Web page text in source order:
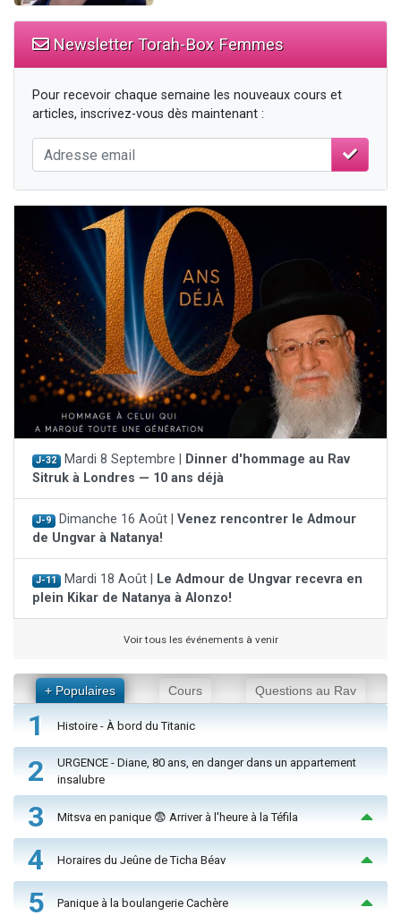
Newsletter Torah-Box Femmes
Pour recevoir chaque semaine les nouveaux cours et
articles, inscrivez-vous dès maintenant :
J-32 Mardi 8 Septembre |
Dinner d'hommage au Rav
Sitruk à Londres — 10 ans déjà
J-9 Dimanche 16 Août | Venez rencontrer le Admour
de Ungvar à Natanya!
J-11 Mardi 18 Août |
Le Admour de Ungvar recevra en
plein Kikar de Natanya à Alonzo!
Voir tous les événements à venir
+ Populaires Cours Questions au Rav
1 Histoire - À bord du Titanic
2
URGENCE - Diane, 80 ans, en danger dans un appartement
insalubre
3 Mitsva en panique 😨 Arriver à l'heure à la Téfila
4 Horaires du Jeûne de Ticha Béav
5 Panique à la boulangerie Cachère